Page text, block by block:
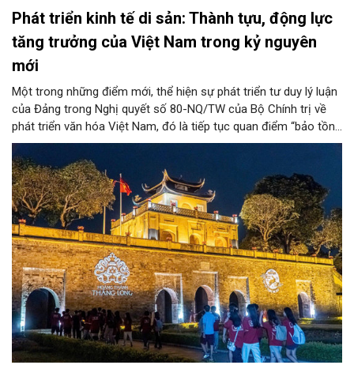
Phát triển kinh tế di sản: Thành tựu, động lực
tăng trưởng của Việt Nam trong kỷ nguyên
mới
Một trong những điểm mới, thể hiện sự phát triển tư duy lý luận
của Đảng trong Nghị quyết số 80-NQ/TW của Bộ Chính trị về
phát triển văn hóa Việt Nam, đó là tiếp tục quan điểm “bảo tồn
và phát huy giá trị di sản văn hóa gắn kết với phát triển kinh tế -
xã hội và du lịch”; đồng thời, nâng lên một tầm cao mới: “phát
triển kinh tế di sản”.